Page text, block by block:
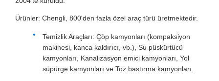
Ürünler: Chengli, 800'den fazla özel araç türü üretmektedir.
Temizlik Araçları: Çöp kamyonları (kompaksiyon
makinesi, kanca kaldırıcı, vb.), Su püskürtücü
kamyonları, Kanalizasyon emici kamyonları, Yol
süpürge kamyonları ve Toz bastırma kamyonları.